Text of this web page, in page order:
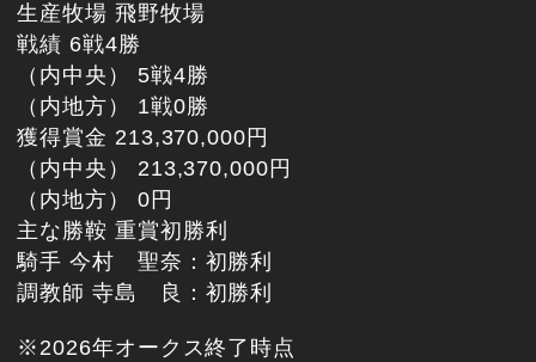
生産牧場 飛野牧場
戦績 6戦4勝
（内中央） 5戦4勝
（内地方） 1戦0勝
獲得賞金 213,370,000円
（内中央） 213,370,000円
（内地方） 0円
主な勝鞍 重賞初勝利
騎手 今村 聖奈：初勝利
調教師 寺島 良：初勝利
※2026年オークス終了時点